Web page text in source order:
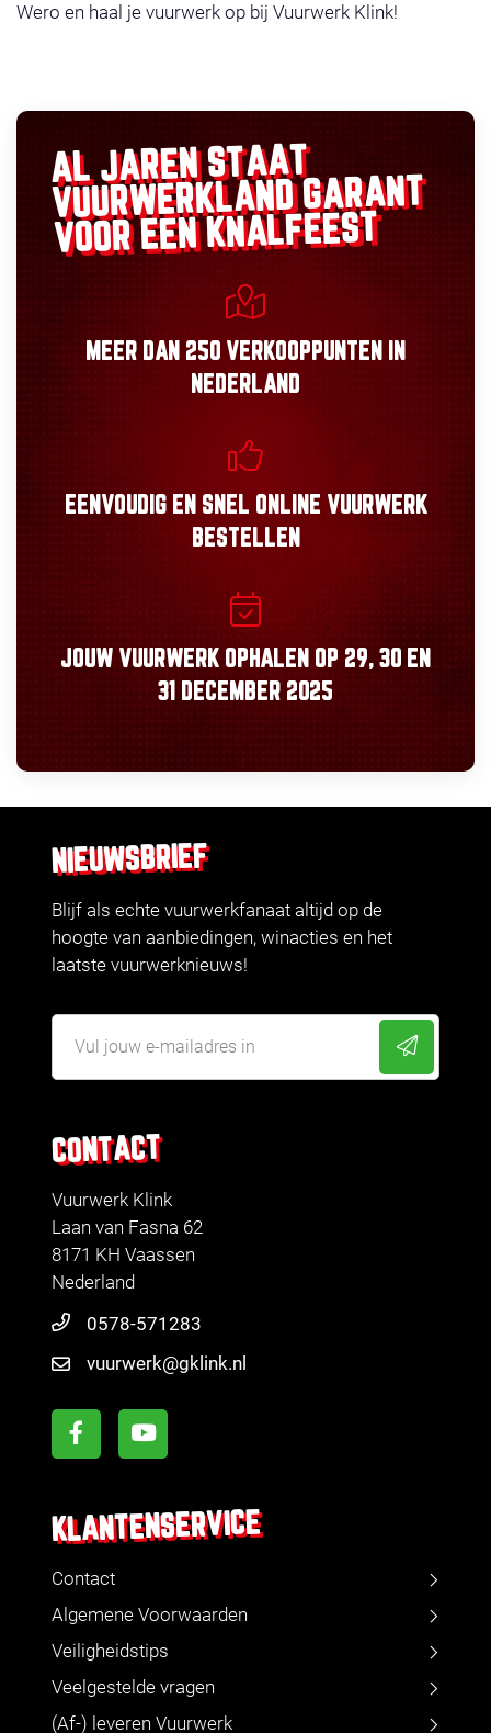
Wero en haal je vuurwerk op bij Vuurwerk Klink!
AL JAREN STAAT
VUURWERKLANDGARANT
VOOR EEN KNALFEEST
MEER DAN 250 VERKOOPPUNTEN
IN
NEDERLAND
EENVOUDIGEN SNEL ONLINE VUURWERK
BESTELLEN
JOUW VUURWERK OPHALEN OP 29, 30 EN
31 DECEMBER 2025
CONTACT
Vuurwerk Klink
Laan van Fasna 62
8171 KH Vaassen
Nederland
0578-571283
vuurwerk@gklink.nl
KLANTENSERVICE
Contact
Algemene Voorwaarden
Veiligheidstips
Veelgestelde vragen
(Af-) leveren Vuurwerk
NIEUWSBRIEF
Blijf als echte vuurwerkfanaat altijd op de
hoogte van aanbiedingen, winacties en het
laatste vuurwerknieuws!